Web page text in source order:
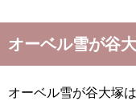
オーベル雪が谷
オーベル雪が谷大塚